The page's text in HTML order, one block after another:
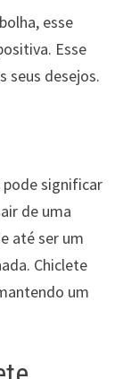
esse
Esse
seus desejos.
pode significar
de uma
até ser um
Chiclete
um